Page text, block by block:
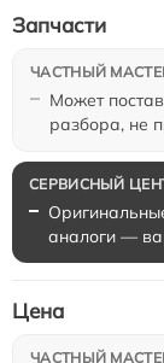
Может
разбора, не
Запчасти
аналоги —
Цена